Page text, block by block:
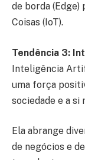
de borda
Coisas (IoT).
Tendência 3:
Inteligência
uma força
sociedade e a si
Ela abrange
de negócios e